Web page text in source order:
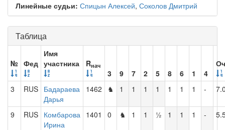
Линейные судьи: Спицын Алексей, Соколов Дмитрий
Таблица
№ Фед
Имя
участника
Rнач
3 9 7 2 5 8 6 1 4
3 RUS Бадараева
Дарья
1462 ♞ 1 1 1 1 1 1 1 -
9 RUS Комбарова
Ирина
1401 0 ♞ 1 1 ½ 1 1 1 -